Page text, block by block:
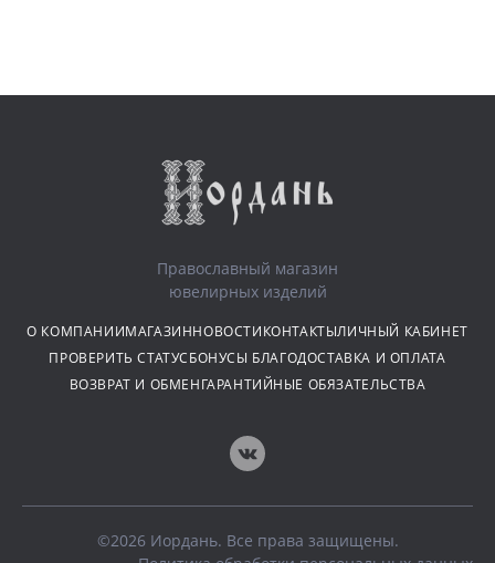
Православный магазин
ювелирных изделий
О КОМПАНИИМАГАЗИННОВОСТИКОНТАКТЫЛИЧНЫЙ КАБИНЕТ
ПРОВЕРИТЬ СТАТУСБОНУСЫ БЛАГОДОСТАВКА И ОПЛАТА
ВОЗВРАТ И ОБМЕНГАРАНТИЙНЫЕ ОБЯЗАТЕЛЬСТВА
©2026 Иордань. Все права защищены.